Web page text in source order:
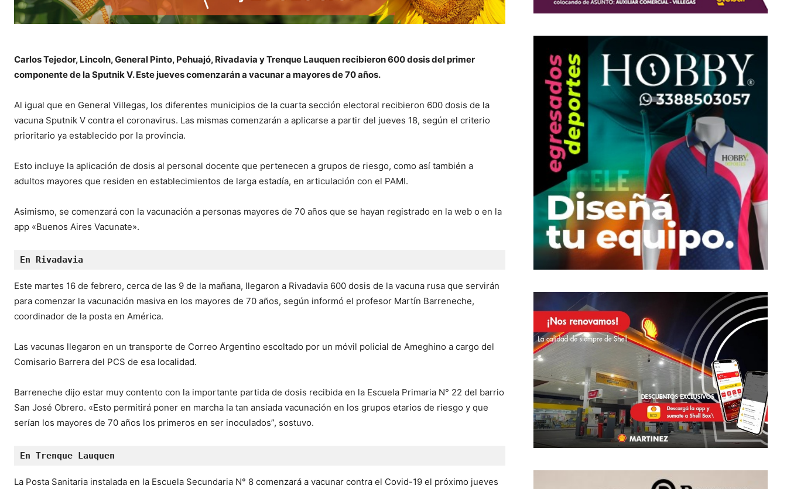
Carlos Tejedor, Lincoln, General Pinto, Pehuajó, Rivadavia y Trenque Lauquen recibieron 600 dosis del primer
componente de la Sputnik V. Este jueves comenzarán a vacunar a mayores de 70 años.
Al igual que en General Villegas, los diferentes municipios de la cuarta sección electoral recibieron 600 dosis de la
vacuna Sputnik V contra el coronavirus. Las mismas comenzarán a aplicarse a partir del jueves 18, según el criterio
prioritario ya establecido por la provincia.
Esto incluye la aplicación de dosis al personal docente que pertenecen a grupos de riesgo, como así también a
adultos mayores que residen en establecimientos de larga estadía, en articulación con el PAMI.
Asimismo, se comenzará con la vacunación a personas mayores de 70 años que se hayan registrado en la web o en la
app «Buenos Aires Vacunate».
En Rivadavia
Este martes 16 de febrero, cerca de las 9 de la mañana, llegaron a Rivadavia 600 dosis de la vacuna rusa que servirán
para comenzar la vacunación masiva en los mayores de 70 años, según informó el profesor Martín Barreneche,
coordinador de la posta en América.
Las vacunas llegaron en un transporte de Correo Argentino escoltado por un móvil policial de Ameghino a cargo del
Comisario Barrera del PCS de esa localidad.
Barreneche dijo estar muy contento con la importante partida de dosis recibida en la Escuela Primaria N° 22 del barrio
San José Obrero. «Esto permitirá poner en marcha la tan ansiada vacunación en los grupos etarios de riesgo y que
serían los mayores de 70 años los primeros en ser inoculados”, sostuvo.
En Trenque Lauquen
La Posta Sanitaria instalada en la Escuela Secundaria N° 8 comenzará a vacunar contra el Covid-19 el próximo jueves